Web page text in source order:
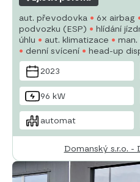
aut. převodovka 6x airbag
podvozku (ESP)
hlídání
úhlu
aut. klimatizace
denní svícení
head-up
parkovací kamera
senzor
volant2023
96 kW
automat
Domanský s.r.o. -